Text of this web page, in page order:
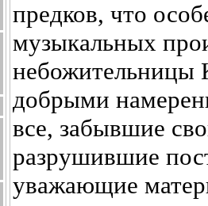
предков, что
музыкальных
небожительницы
добрыми
все, забывшие
разрушившие
уважающие